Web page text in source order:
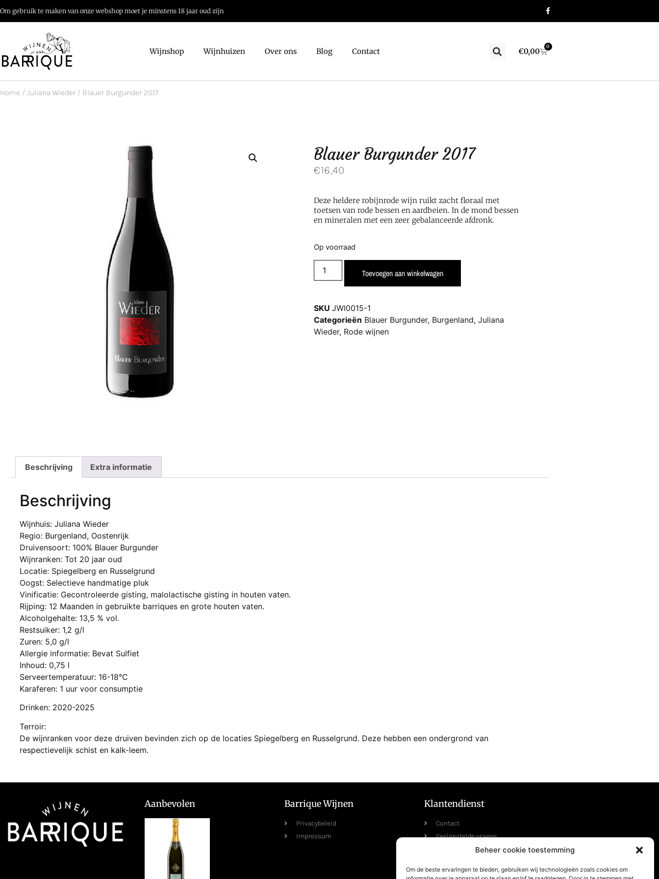
Beheer cookie toestemming
Om de beste ervaringen te bieden, gebruiken wij technologieën zoals cookies om
Om gebruik te maken van onze webshop moet je minstens 18 jaar oud zijn
Wijnshop Wijnhuizen Over ons Blog Contact €0,00
0
Home / Juliana Wieder/ Blauer Burgunder 2017
Blauer Burgunder 2017
€16,40
Deze heldere robijnrode wijn ruikt zacht floraal met
toetsen van rode bessen en aardbeien. In de mond bessen
en mineralen met een zeer gebalanceerde afdronk.
Op voorraad
Toevoegen aan winkelwagen
SKU JWI0015-1
Categorieën Blauer Burgunder, Burgenland, Juliana
Wieder, Rode wijnen
Beschrijving Extra informatie
Beschrijving
Wijnhuis: Juliana Wieder
Regio: Burgenland, Oostenrijk
Druivensoort: 100% Blauer Burgunder
Wijnranken: Tot 20 jaar oud
Locatie: Spiegelberg en Russelgrund
Oogst: Selectieve handmatige pluk
Vinificatie: Gecontroleerde gisting, malolactische gisting in houten vaten.
Rijping: 12 Maanden in gebruikte barriques en grote houten vaten.
Alcoholgehalte: 13,5 % vol.
Restsuiker: 1,2 g/l
Zuren: 5,0 g/l
Allergie informatie: Bevat Sulfiet
Inhoud: 0,75 l
Serveertemperatuur: 16-18°C
Karaferen: 1 uur voor consumptie
Drinken: 2020-2025
Terroir:
De wijnranken voor deze druiven bevinden zich op de locaties Spiegelberg en Russelgrund. Deze hebben een ondergrond van
respectievelijk schist en kalk-leem.
Aanbevolen Barrique Wijnen
Privacybeleid
Impressum
Klantendienst
Contact
Veelgestelde vragen